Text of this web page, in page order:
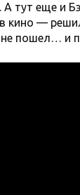
А тут еще и
кино —
пошел… и